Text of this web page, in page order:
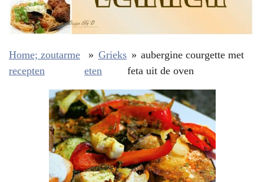
Home; zoutarme
recepten
» Grieks
eten
» aubergine courgette met
feta uit de oven